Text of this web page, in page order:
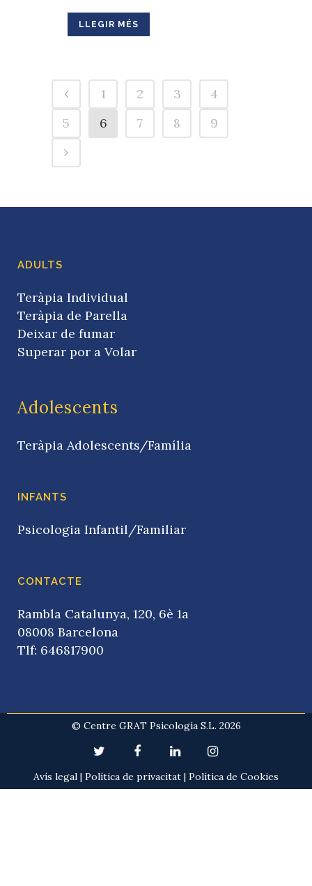
LLEGIR MÉS
1 2 3
4
5
6 7 8 9
ADULTS
Teràpia Individual
Teràpia de Parella
Deixar de fumar
Superar por a Volar
Adolescents
Teràpia Adolescents/Família
INFANTS
Psicologia Infantil/Familiar
CONTACTE
Rambla Catalunya, 120, 6è 1a
08008 Barcelona
Tlf: 646817900
© Centre GRAT Psicología S.L. 2026
Avís legal | Política de privacitat | Política de Cookies